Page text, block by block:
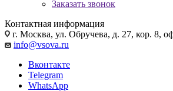
Заказать звонок
Контактная информация
г. Москва, ул. Обручева, д. 27, кор. 8,
info@vsova.ru
Вконтакте
Telegram
WhatsApp